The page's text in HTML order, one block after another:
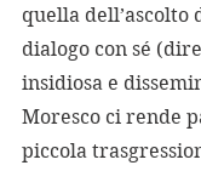
quella dell’ascolto
dialogo con sé
insidiosa e
Moresco ci rende
piccola